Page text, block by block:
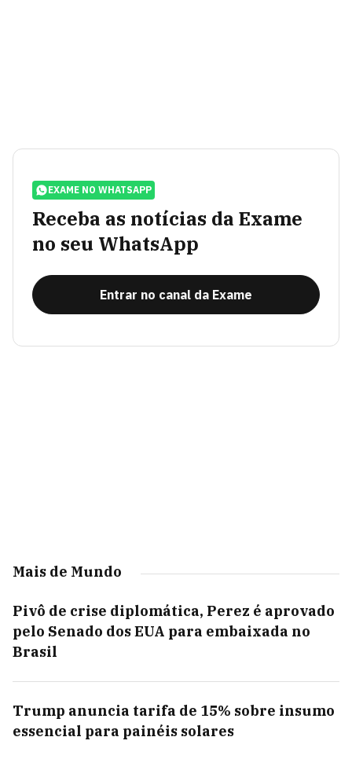
EXAME NO WHATSAPP
Receba as notícias da Exame
no seu WhatsApp
Entrar no canal da Exame
Mais de Mundo
Pivô de crise diplomática, Perez é aprovado
pelo Senado dos EUA para embaixada no
Brasil
Trump anuncia tarifa de 15% sobre insumo
essencial para painéis solares